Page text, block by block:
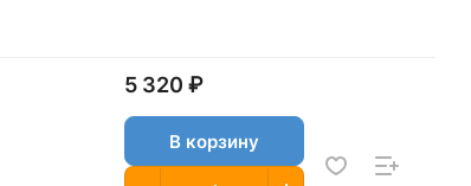
5 320 ₽
В корзину